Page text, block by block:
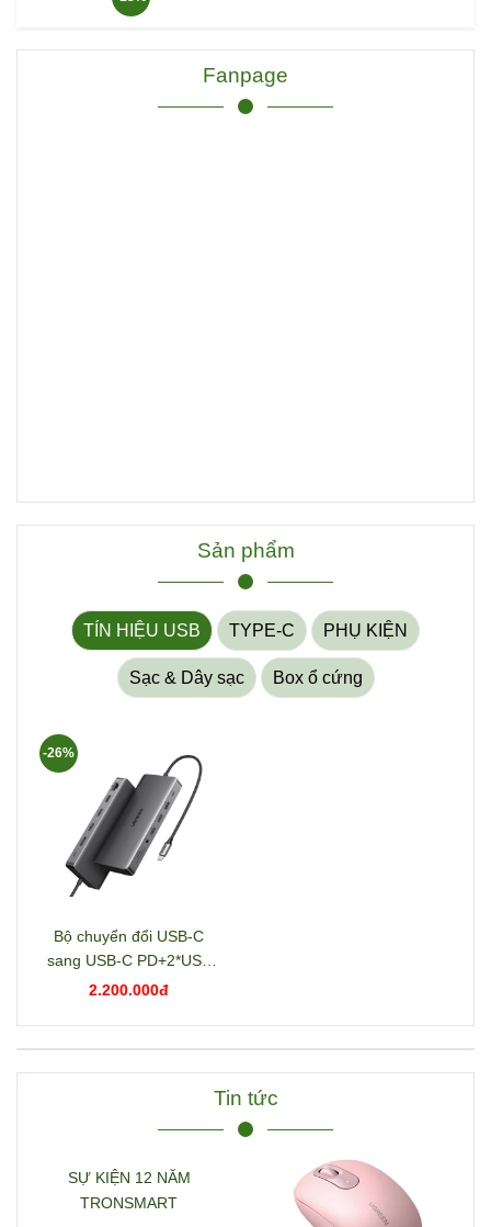
Fanpage
Sản phẩm
TÍN HIỆU USB TYPE-C PHỤ KIỆN
Sạc & Dây sạc Box ổ cứng
Bộ chuyển đổi USB-C
sang USB-C PD+2*USB
3.2+USB-C 3.2+2*USB
2.200.000đ
-26%
Tin tức
SỰ KIỆN 12 NĂM
TRONSMART